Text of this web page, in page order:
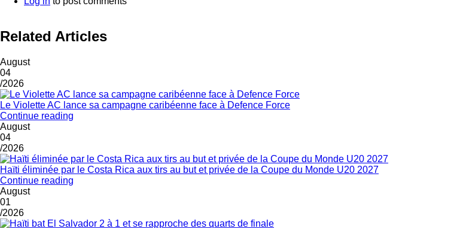
Related Articles
August
04
/2026
Le Violette AC lance sa campagne caribéenne face à Defence Force
Continue reading
August
04
/2026
Haïti éliminée par le Costa Rica aux tirs au but et privée de la Coupe du Monde U20 2027
Continue reading
August
01
/2026